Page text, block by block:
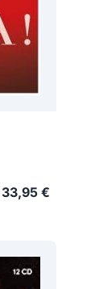
33,95 €